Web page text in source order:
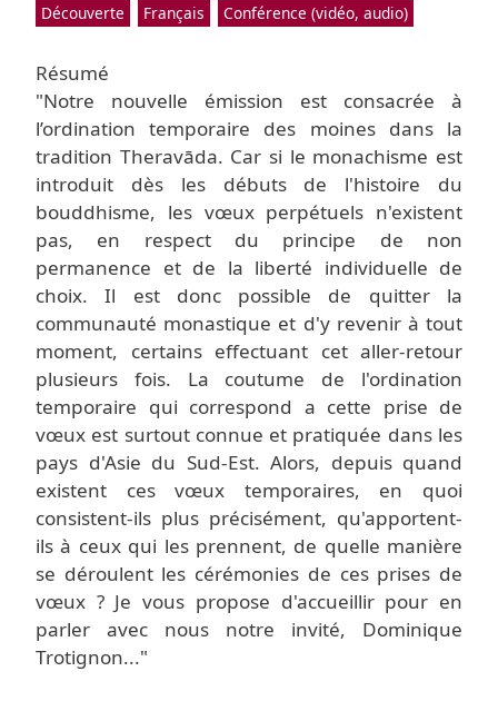
Découverte Français Conférence (vidéo, audio)
Résumé
"Notre nouvelle émission est consacrée à
l’ordination temporaire des moines dans la
tradition Theravāda. Car si le monachisme est
introduit dès les débuts de l'histoire du
bouddhisme, les vœux perpétuels n'existent
pas, en respect du principe de non
permanence et de la liberté individuelle de
choix. Il est donc possible de quitter la
communauté monastique et d'y revenir à tout
moment, certains effectuant cet aller-retour
plusieurs fois. La coutume de l'ordination
temporaire qui correspond a cette prise de
vœux est surtout connue et pratiquée dans les
pays d'Asie du Sud-Est. Alors, depuis quand
existent ces vœux temporaires, en quoi
consistent-ils plus précisément, qu'apportent-
ils à ceux qui les prennent, de quelle manière
se déroulent les cérémonies de ces prises de
vœux ? Je vous propose d'accueillir pour en
parler avec nous notre invité, Dominique
Trotignon..."